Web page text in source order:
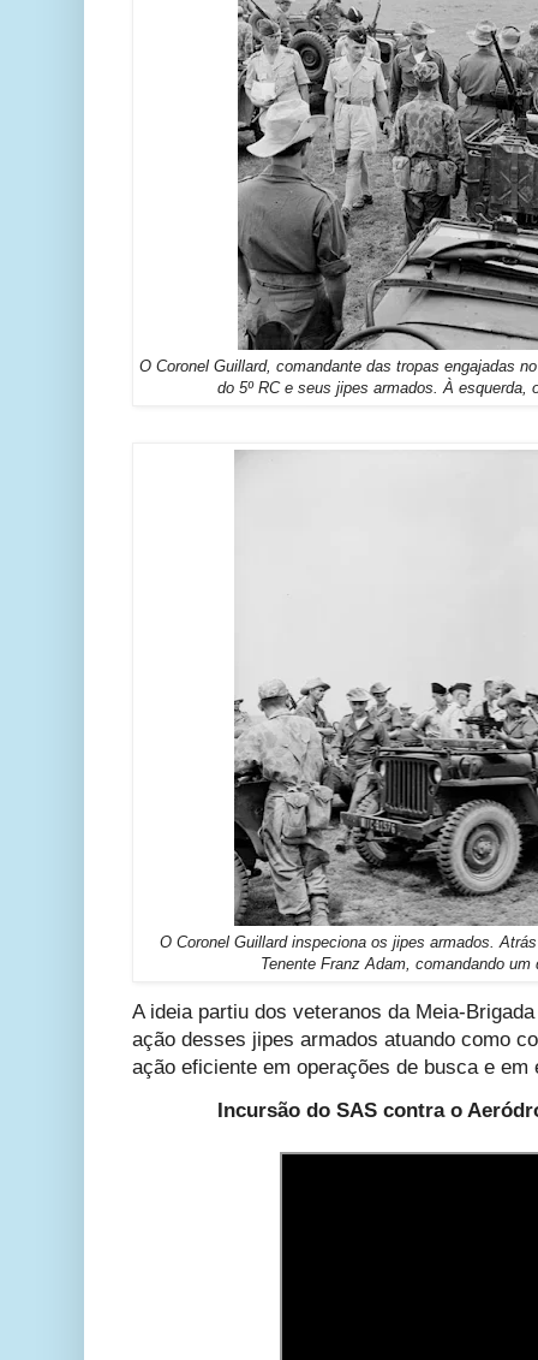
O Coronel Guillard, comandante das tropas engajadas
do 5º RC e seus jipes armados. À esquerda,
O Coronel Guillard inspeciona os jipes armados.
Tenente Franz Adam, comandando
A ideia partiu dos veteranos da Meia-
ação desses jipes armados atuando como
ação eficiente em operações de busca e em
Incursão do SAS contra o